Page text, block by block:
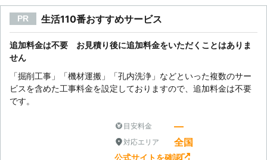
PR 生活110番おすすめサービス
追加料金は不要 お見積り後に追加料金をいただくことはありま
せん
「掘削工事」「機材運搬」「孔内洗浄」などといった複数のサー
ビスを含めた工事料金を設定しておりますので、追加料金は不要
です。
目安料金 ―
対応エリア 全国
公式サイトを確認